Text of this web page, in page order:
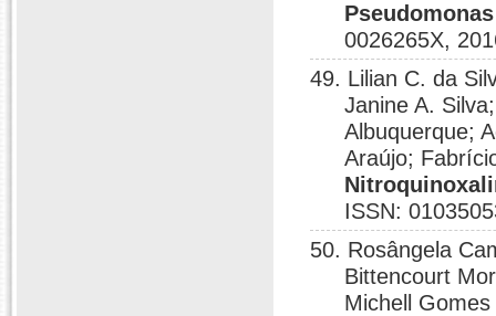
0026265X,
49. Lilian C. da
Janine A.
Albuquerque;
Araújo;
ISSN:
50. Rosângela
Bittencourt
Michell